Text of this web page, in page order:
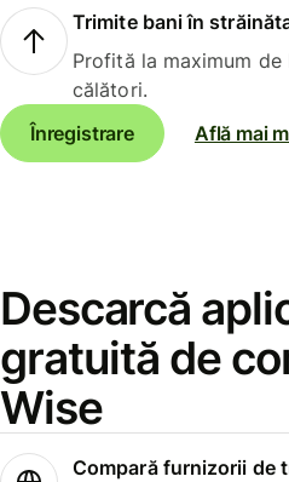
Trimite bani în
Profită la maximum
călători.
Înregistrare
Află mai
Descarcă
gratuită de
Wise
Compară furnizorii de